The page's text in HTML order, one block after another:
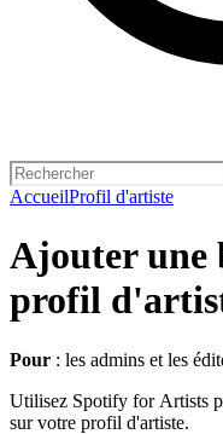
AccueilProfil d'artiste
Ajouter une
profil
Pour : les admins et les
Utilisez Spotify for Artists
sur votre profil d'artiste.